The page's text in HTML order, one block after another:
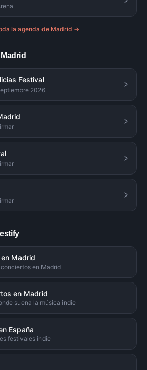
la agenda de Madrid →
Festival
2026
Madrid
en Madrid
en Madrid
suena la música indie
España
festivales indie